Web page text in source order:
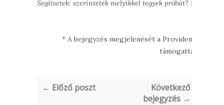
Segítsetek: szerintetek melyikkel tegyek próbát? :)
* A bejegyzés megjelenését a Provident
támogatta.
← Előző poszt
Következő
bejegyzés →